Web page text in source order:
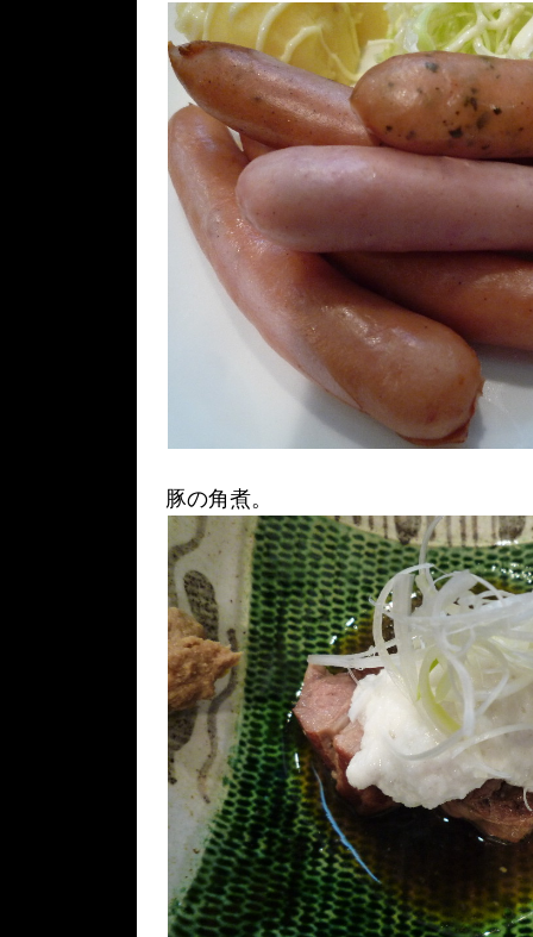
豚の角煮。